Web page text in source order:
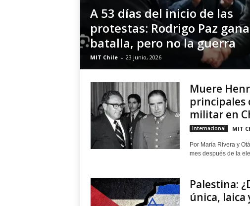
A 53 días del inicio de las
protestas: Rodrigo Paz
batalla, pero no la guerra
MIT Chile - 23 junio, 2026
Muere
principales
militar en
Internacional MIT
Por María Rivera y
mes después de la
Palestina:
única, laica